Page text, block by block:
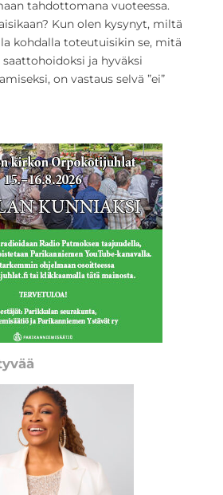
tahdottomana vuoteessa.
Kun olen kysynyt, miltä
kohdalla toteutuisikin se, mitä
ja hyväksi
on vastaus selvä ”ei”